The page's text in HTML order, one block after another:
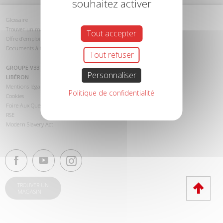
Glossaire
Trouver un magasin
Offre d’emploi
Documents à télécharger
GROUPE V33
LIBÉRON
Mentions légales
Cookies
Foire Aux Questions (FAQ)
RSE
Modern Slavery Act
souhaitez activer
Tout accepter
Tout refuser
Personnaliser
Politique de confidentialité